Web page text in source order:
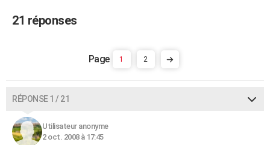
FORUM
21 réponses
1 2
RÉPONSE 1 / 21
Utilisateur anonyme
2 oct. 2008 à 17:45